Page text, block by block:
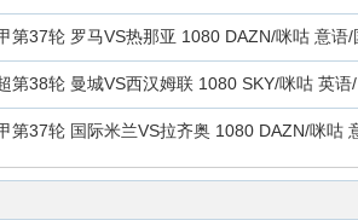
第37轮 罗马VS热那亚 1080 DAZN/咪咕 意语/
第38轮 曼城VS西汉姆联 1080 SKY/咪咕 英语
第37轮 国际米兰VS拉齐奥 1080 DAZN/咪咕